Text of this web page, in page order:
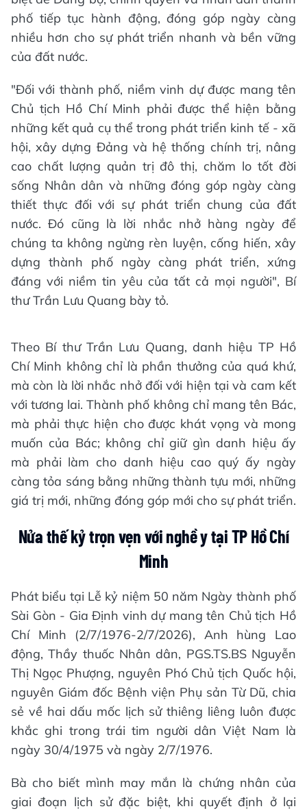
phố tiếp tục hành động, đóng góp ngày càng
nhiều hơn cho sự phát triển nhanh và bền vững
của đất nước.
"Đối với thành phố, niềm vinh dự được mang tên
Chủ tịch Hồ Chí Minh phải được thể hiện bằng
những kết quả cụ thể trong phát triển kinh tế - xã
hội, xây dựng Đảng và hệ thống chính trị, nâng
cao chất lượng quản trị đô thị, chăm lo tốt đời
sống Nhân dân và những đóng góp ngày càng
thiết thực đối với sự phát triển chung của đất
nước. Đó cũng là lời nhắc nhở hàng ngày để
chúng ta không ngừng rèn luyện, cống hiến, xây
dựng thành phố ngày càng phát triển, xứng
đáng với niềm tin yêu của tất cả mọi người", Bí
thư Trần Lưu Quang bày tỏ.
Theo Bí thư Trần Lưu Quang, danh hiệu TP Hồ
Chí Minh không chỉ là phần thưởng của quá khứ,
mà còn là lời nhắc nhở đối với hiện tại và cam kết
với tương lai. Thành phố không chỉ mang tên Bác,
mà phải thực hiện cho được khát vọng và mong
muốn của Bác; không chỉ giữ gìn danh hiệu ấy
mà phải làm cho danh hiệu cao quý ấy ngày
càng tỏa sáng bằng những thành tựu mới, những
giá trị mới, những đóng góp mới cho sự phát triển.
Nửa thế kỷ trọn vẹn với nghề y tại TP Hồ Chí
Minh
Phát biểu tại Lễ kỷ niệm 50 năm Ngày thành phố
Sài Gòn - Gia Định vinh dự mang tên Chủ tịch Hồ
Chí Minh (2/7/1976-2/7/2026), Anh hùng Lao
động, Thầy thuốc Nhân dân, PGS.TS.BS Nguyễn
Thị Ngọc Phượng, nguyên Phó Chủ tịch Quốc hội,
nguyên Giám đốc Bệnh viện Phụ sản Từ Dũ, chia
sẻ về hai dấu mốc lịch sử thiêng liêng luôn được
khắc ghi trong trái tim người dân Việt Nam là
ngày 30/4/1975 và ngày 2/7/1976.
Bà cho biết mình may mắn là chứng nhân của
giai đoạn lịch sử đặc biệt, khi quyết định ở lại